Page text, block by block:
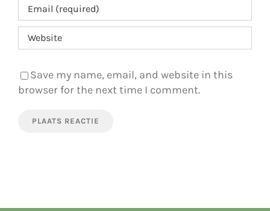
Save my name, email, and website in this
browser for the next time I comment.